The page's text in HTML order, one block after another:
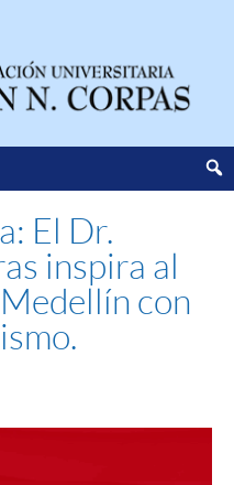
El Dr.
inspira al
con